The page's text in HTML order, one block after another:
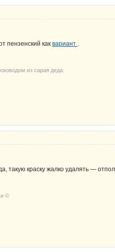
пензенский как вариант .
из сарая деда.
краску жалко удалять —
©